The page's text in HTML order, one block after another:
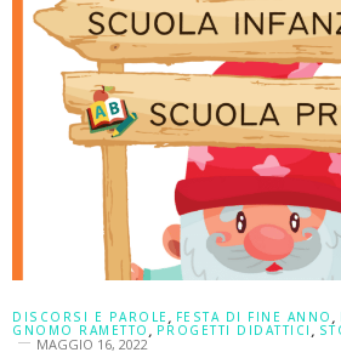
DISCORSI E PAROLE , FESTA DI FINE ANNO ,
GNOMO RAMETTO , PROGETTI DIDATTICI ,
MAGGIO 16, 2022